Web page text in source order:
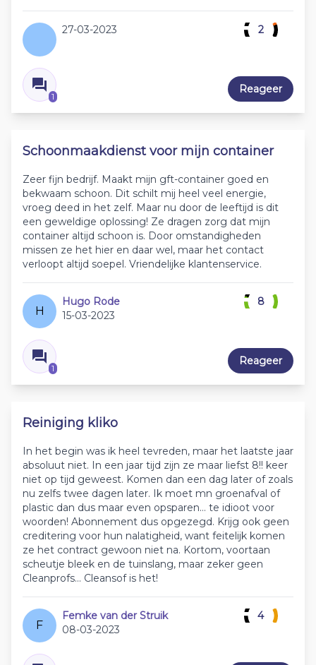
27-03-2023
1
2
Reageer
Schoonmaakdienst voor mijn container
Zeer fijn bedrijf. Maakt mijn gft-container goed en
bekwaam schoon. Dit schilt mij heel veel energie,
vroeg deed in het zelf. Maar nu door de leeftijd is dit
een geweldige oplossing! Ze dragen zorg dat mijn
container altijd schoon is. Door omstandigheden
missen ze het hier en daar wel, maar het contact
verloopt altijd soepel. Vriendelijke klantenservice.
H
Hugo Rode
15-03-2023
1
8
Reageer
Reiniging kliko
In het begin was ik heel tevreden, maar het laatste jaar
absoluut niet. In een jaar tijd zijn ze maar liefst 8!! keer
niet op tijd geweest. Komen dan een dag later of zoals
nu zelfs twee dagen later. Ik moet mn groenafval of
plastic dan dus maar even opsparen… te idioot voor
woorden! Abonnement dus opgezegd. Krijg ook geen
creditering voor hun nalatigheid, want feitelijk komen
ze het contract gewoon niet na. Kortom, voortaan
scheutje bleek en de tuinslang, maar zeker geen
Cleanprofs… Cleansof is het!
F
Femke van der Struik
08-03-2023
4